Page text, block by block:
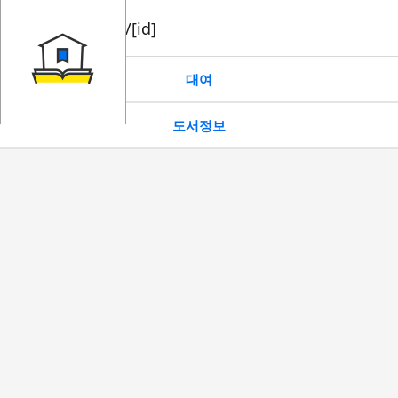
book/rent/[id]
대여
도서정보